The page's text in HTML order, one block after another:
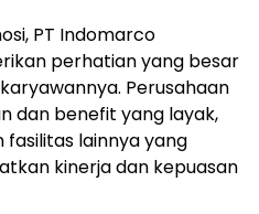
PT Indomarco
perhatian yang besar
Perusahaan
dan benefit yang layak,
fasilitas lainnya yang
kinerja dan kepuasan